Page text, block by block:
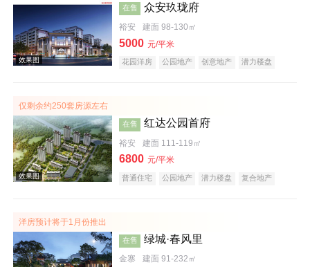
效果图
在售 众安玖珑府
裕安 建面 98-130㎡
5000 元/平米
花园洋房 公园地产 创意地产
潜力楼盘
仅剩余约250套房源左右
在售 红达公园首府
裕安 建面 111-119㎡
6800 元/平米
普通住宅 公园地产 潜力楼盘
复合地产
洋房预计将于1月份推出
在售 绿城·春风里
金寨 建面 91-232㎡